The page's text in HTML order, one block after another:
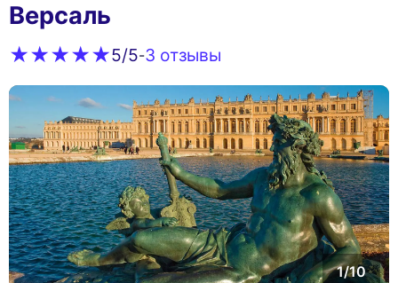
Версаль
5/5-3 oтзывы
1/10